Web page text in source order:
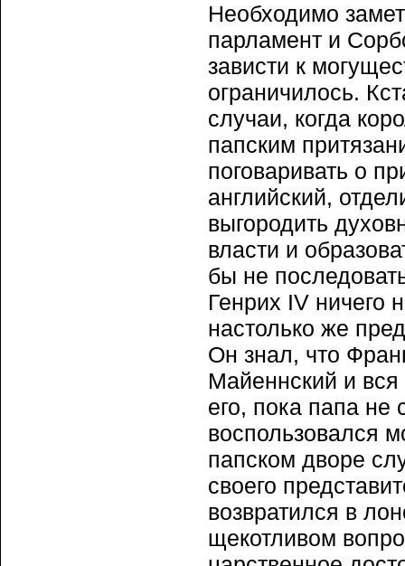
Необходимо
парламент и
зависти к
ограничилось.
случаи, когда
папским
поговаривать о
английский,
выгородить
власти и
бы не
Генрих IV ничего
настолько же
Он знал, что
Майеннский и
его, пока папа не
воспользовался
папском дворе
своего
возвратился в
щекотливом